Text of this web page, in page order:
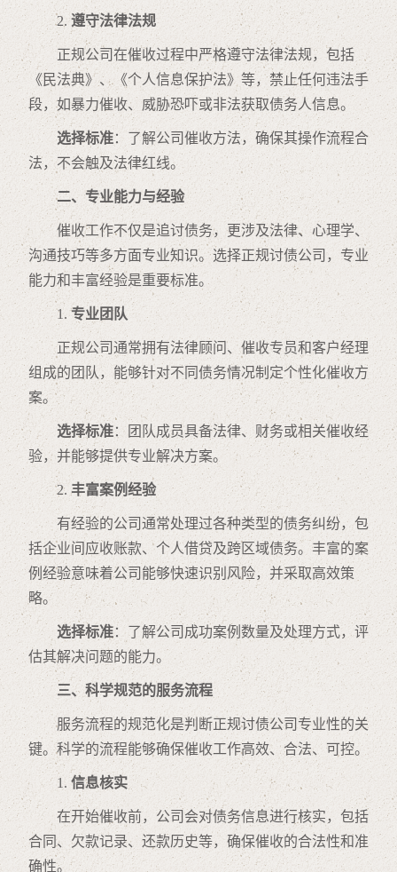
2.遵守法律法规
正规公司在催收过程中严格遵守法律法规，包括
《民法典》、《个人信息保护法》等，禁止任何违法手
段，如暴力催收、威胁恐吓或非法获取债务人信息。
选择标准：了解公司催收方法，确保其操作流程合
法，不会触及法律红线。
二、专业能力与经验
催收工作不仅是追讨债务，更涉及法律、心理学、
沟通技巧等多方面专业知识。选择正规讨债公司，专业
能力和丰富经验是重要标准。
1.专业团队
正规公司通常拥有法律顾问、催收专员和客户经理
组成的团队，能够针对不同债务情况制定个性化催收方
案。
选择标准：团队成员具备法律、财务或相关催收经
验，并能够提供专业解决方案。
2. 丰富案例经验
有经验的公司通常处理过各种类型的债务纠纷，包
括企业间应收账款、个人借贷及跨区域债务。丰富的案
例经验意味着公司能够快速识别风险，并采取高效策
略。
选择标准：了解公司成功案例数量及处理方式，评
估其解决问题的能力。
三、科学规范的服务流程
服务流程的规范化是判断正规讨债公司专业性的关
键。科学的流程能够确保催收工作高效、合法、可控。
1. 信息核实
在开始催收前，公司会对债务信息进行核实，包括
合同、欠款记录、还款历史等，确保催收的合法性和准
确性。